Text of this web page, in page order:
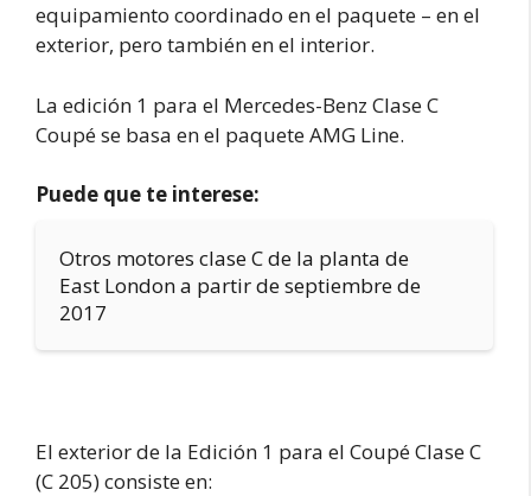
equipamiento coordinado en el paquete – en el
exterior, pero también en el interior.
La edición 1 para el Mercedes-Benz Clase C
Coupé se basa en el paquete AMG Line.
Puede que te interese:
Otros motores clase C de la planta de
East London a partir de septiembre de
2017
El exterior de la Edición 1 para el Coupé Clase C
(C 205) consiste en: